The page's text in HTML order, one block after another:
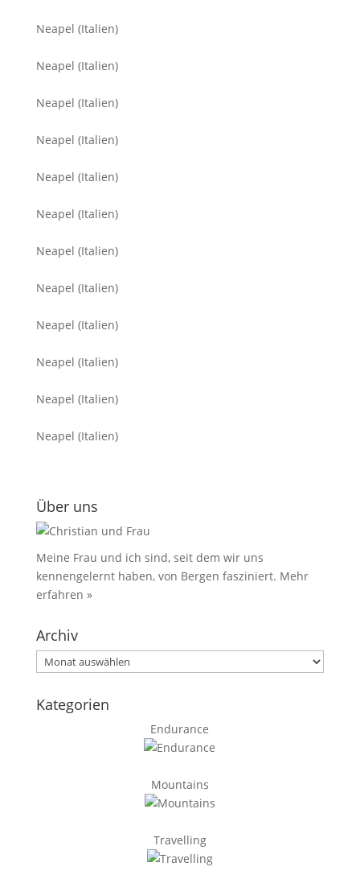
Neapel (Italien)
Neapel (Italien)
Neapel (Italien)
Neapel (Italien)
Neapel (Italien)
Neapel (Italien)
Neapel (Italien)
Neapel (Italien)
Neapel (Italien)
Neapel (Italien)
Neapel (Italien)
Neapel (Italien)
Über uns
Meine Frau und ich sind, seit dem wir uns
kennengelernt haben, von Bergen fasziniert. Mehr
erfahren »
Archiv
Archiv
Kategorien
Endurance
Mountains
Travelling